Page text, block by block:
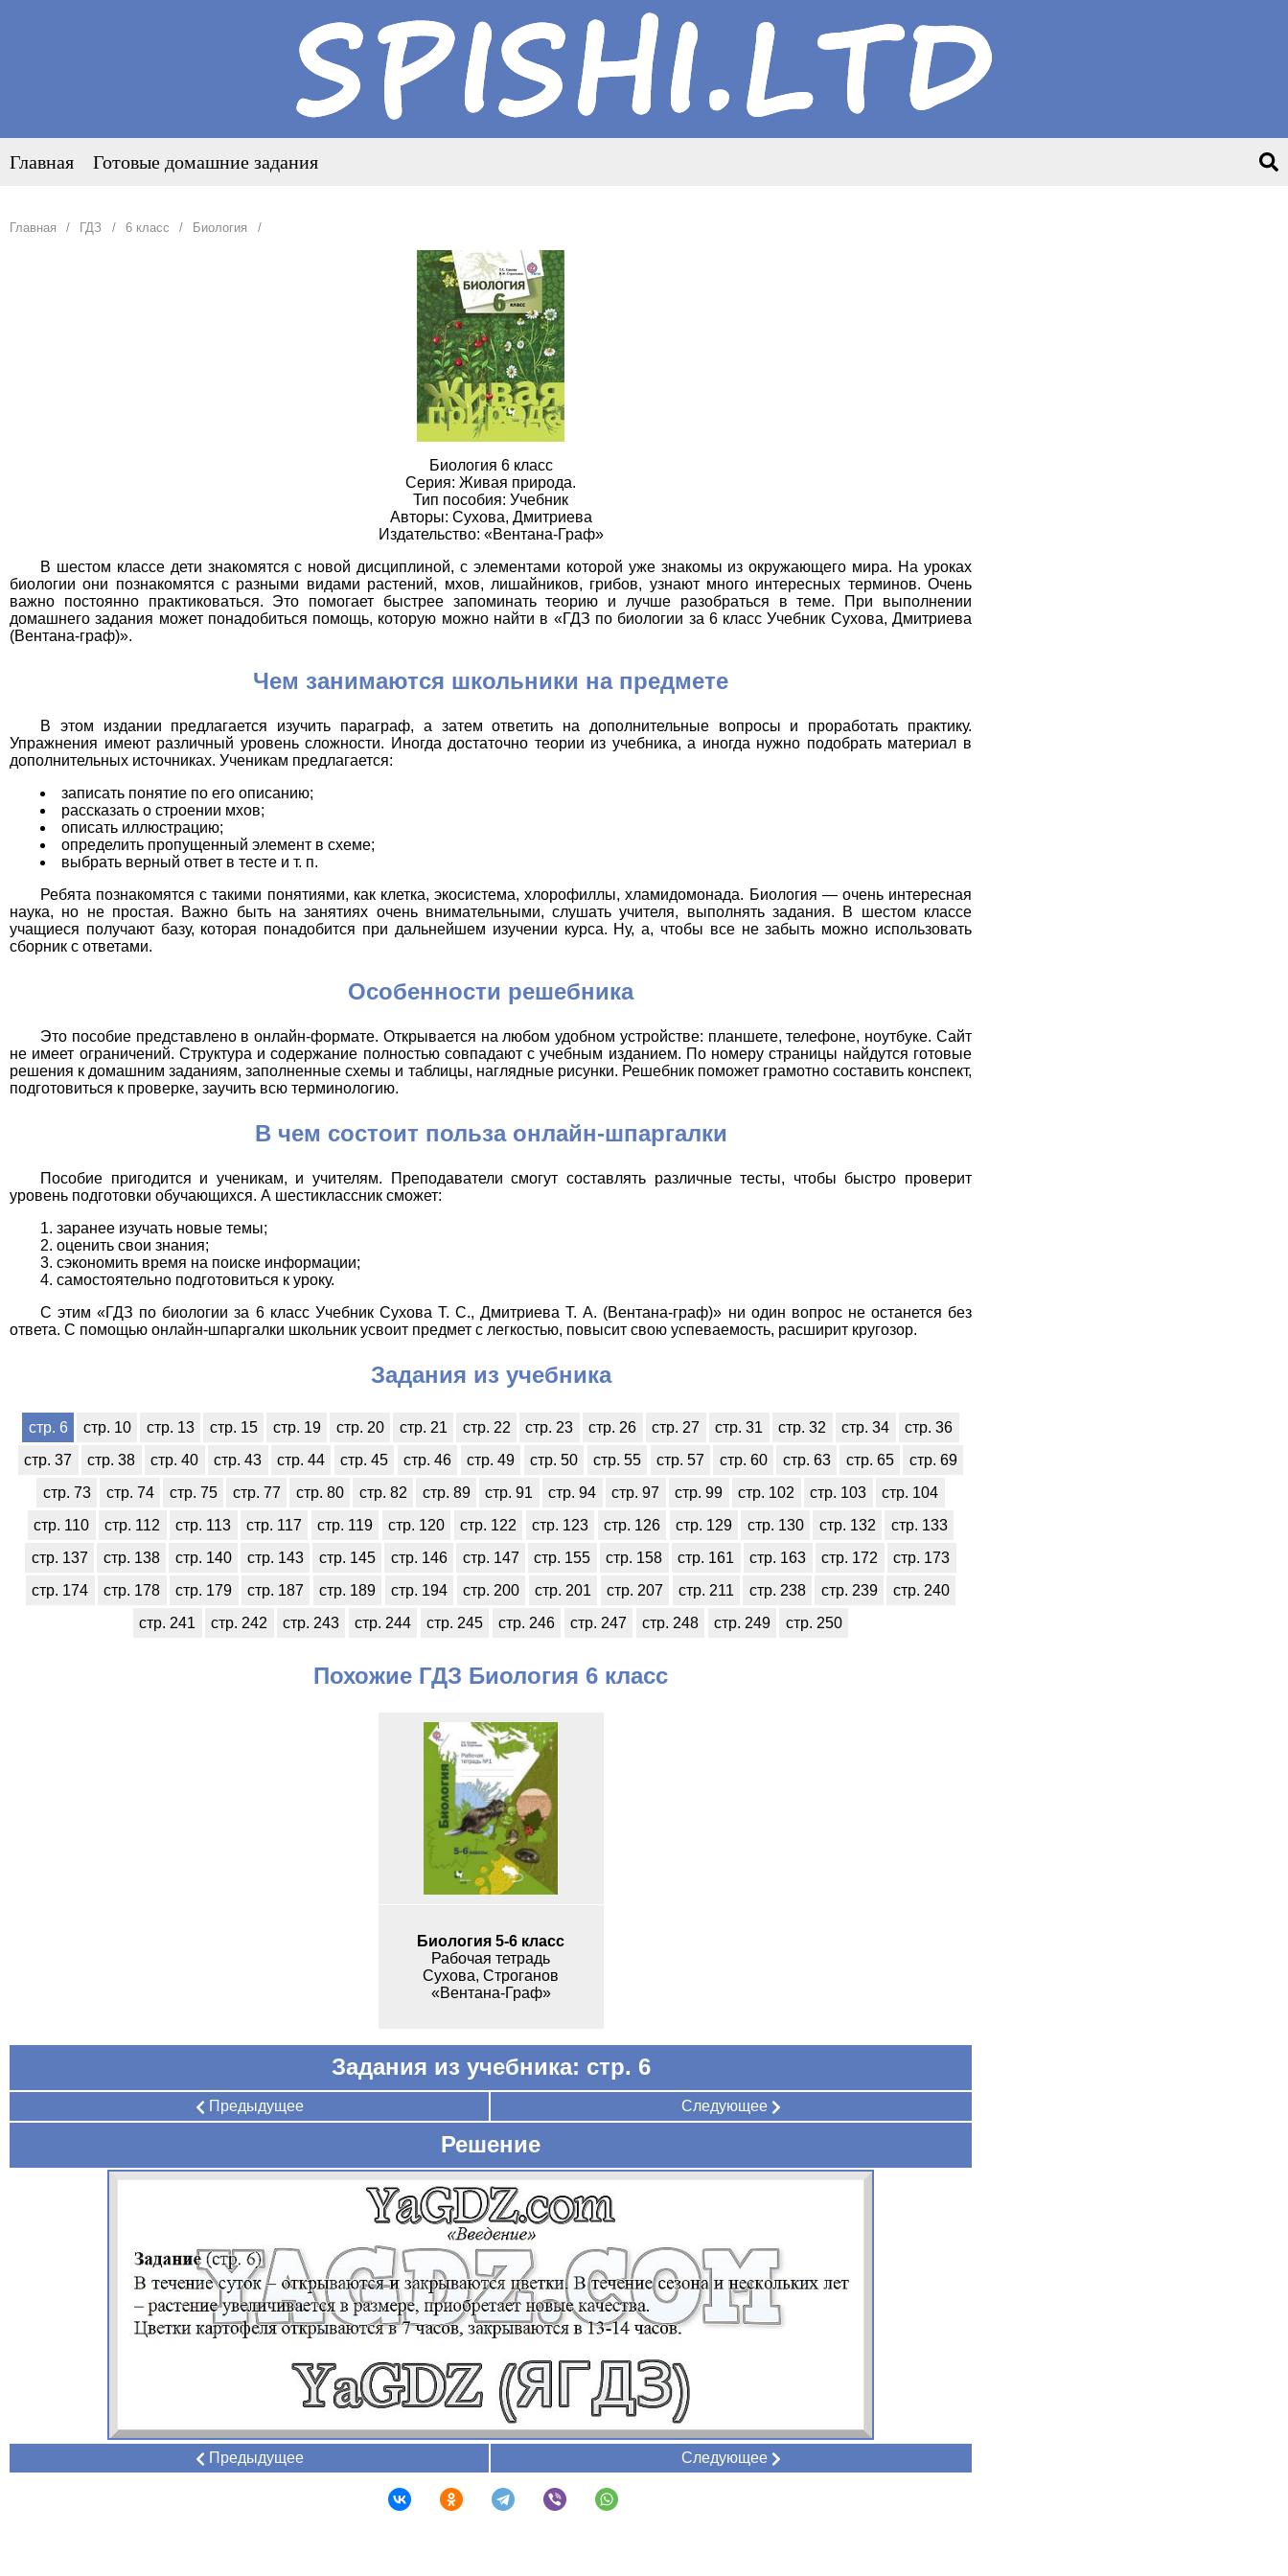
Главная Готовые домашние задания
Главная ГДЗ 6 класс Биология
Биология 6 класс
Серия: Живая природа.
Тип пособия: Учебник
Авторы: Сухова, Дмитриева
Издательство: «Вентана-Граф»
В шестом классе дети знакомятся с новой дисциплиной, с элементами которой уже знакомы из окружающего мира. На уроках
биологии они познакомятся с разными видами растений, мхов, лишайников, грибов, узнают много интересных терминов. Очень
важно постоянно практиковаться. Это помогает быстрее запоминать теорию и лучше разобраться в теме. При выполнении
домашнего задания может понадобиться помощь, которую можно найти в «ГДЗ по биологии за 6 класс Учебник Сухова, Дмитриева
(Вентана-граф)».
Чем занимаются школьники на предмете
В этом издании предлагается изучить параграф, а затем ответить на дополнительные вопросы и проработать практику.
Упражнения имеют различный уровень сложности. Иногда достаточно теории из учебника, а иногда нужно подобрать материал в
дополнительных источниках. Ученикам предлагается:
записать понятие по его описанию;
рассказать о строении мхов;
описать иллюстрацию;
определить пропущенный элемент в схеме;
выбрать верный ответ в тесте и т. п.
Ребята познакомятся с такими понятиями, как клетка, экосистема, хлорофиллы, хламидомонада. Биология — очень интересная
наука, но не простая. Важно быть на занятиях очень внимательными, слушать учителя, выполнять задания. В шестом классе
учащиеся получают базу, которая понадобится при дальнейшем изучении курса. Ну, а, чтобы все не забыть можно использовать
сборник с ответами.
Особенности решебника
Это пособие представлено в онлайн-формате. Открывается на любом удобном устройстве: планшете, телефоне, ноутбуке. Сайт
не имеет ограничений. Структура и содержание полностью совпадают с учебным изданием. По номеру страницы найдутся готовые
решения к домашним заданиям, заполненные схемы и таблицы, наглядные рисунки. Решебник поможет грамотно составить конспект,
подготовиться к проверке, заучить всю терминологию.
В чем состоит польза онлайн-шпаргалки
Пособие пригодится и ученикам, и учителям. Преподаватели смогут составлять различные тесты, чтобы быстро проверит
уровень подготовки обучающихся. А шестиклассник сможет:
заранее изучать новые темы;
оценить свои знания;
сэкономить время на поиске информации;
самостоятельно подготовиться к уроку.
С этим «ГДЗ по биологии за 6 класс Учебник Сухова Т. С., Дмитриева Т. А. (Вентана-граф)» ни один вопрос не останется без
ответа. С помощью онлайн-шпаргалки школьник усвоит предмет с легкостью, повысит свою успеваемость, расширит кругозор.
Задания из учебника
стр. 6 стр. 10 стр. 13 стр. 15 стр. 19 стр. 20 стр. 21 стр. 22 стр. 23 стр. 26 стр. 27 стр. 31 стр. 32 стр. 34
стр. 36
стр. 37
стр. 38 стр. 40 стр. 43 стр. 44 стр. 45 стр. 46 стр. 49 стр. 50 стр. 55 стр. 57 стр. 60 стр. 63 стр. 65
стр. 69
стр. 73
стр. 74 стр. 75 стр. 77 стр. 80 стр. 82 стр. 89 стр. 91 стр. 94 стр. 97 стр. 99 стр. 102 стр. 103
стр. 104
стр. 110
стр. 112 стр. 113 стр. 117 стр. 119 стр. 120 стр. 122 стр. 123 стр. 126 стр. 129 стр. 130 стр. 132
стр. 133
стр. 137
стр. 138 стр. 140 стр. 143 стр. 145 стр. 146 стр. 147 стр. 155 стр. 158 стр. 161 стр. 163 стр. 172
стр. 173
стр. 174
стр. 178 стр. 179 стр. 187 стр. 189 стр. 194 стр. 200 стр. 201 стр. 207 стр. 211 стр. 238 стр. 239
стр. 240
стр. 241
стр. 242 стр. 243 стр. 244 стр. 245 стр. 246 стр. 247 стр. 248 стр. 249 стр. 250
Похожие ГДЗ Биология 6 класс
Биология 5-6 класс
Рабочая тетрадь
Сухова, Строганов
«Вентана-Граф»
Задания из учебника: стр. 6
Предыдущее Следующее
Решение
Предыдущее Следующее